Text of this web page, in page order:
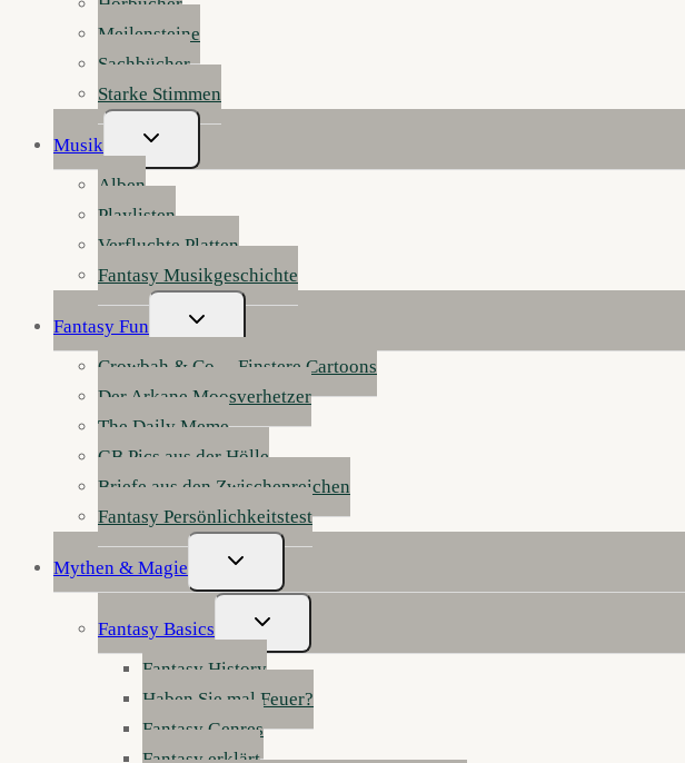
Meilensteine
Sachbücher
Starke Stimmen
Musik
Untermenü
Umschalten
Alben
Playlisten
Verfluchte Platten
Fantasy Musikgeschichte
Fantasy Fun
Untermenü
Umschalten
Crowbah & Co. – Finstere Cartoons
Der Arkane Moosverhetzer
The Daily Meme
GB Pics aus der Hölle
Briefe aus den Zwischenreichen
Fantasy Persönlichkeitstest
Mythen & Magie
Untermenü
Umschalten
Fantasy Basics
Untermenü
Umschalten
Fantasy History
Haben Sie mal Feuer?
Fantasy Genres